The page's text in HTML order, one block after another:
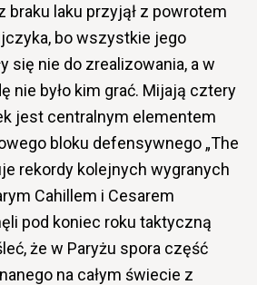
braku laku przyjął z powrotem
bo wszystkie jego
się nie do zrealizowania, a w
nie było kim grać. Mijają cztery
jest centralnym elementem
bloku defensywnego „The
rekordy kolejnych wygranych
Cahillem i Cesarem
pod koniec roku taktyczną
że w Paryżu spora część
na całym świecie z